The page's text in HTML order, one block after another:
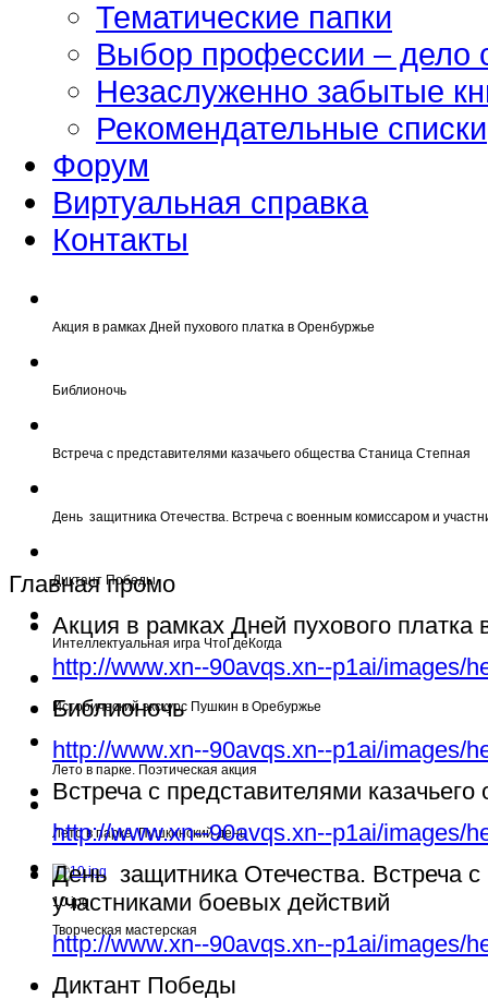
Тематические папки
Выбор профессии – дело
Незаслуженно забытые
Рекомендательные списки
Форум
Виртуальная справка
Контакты
Акция в рамках Дней пухового платка в Оренбуржье
Библионочь
Встреча с представителями казачьего общества Станица Степная
День защитника Отечества. Встреча с военным комиссаром и
Диктант Победы
Интеллектуальная игра ЧтоГдеКогда
Исторический экскурс Пушкин в Оребуржье
Лето в парке. Поэтическая акция
Лето в парке. Пушкинский день
10.jpg
Творческая мастерская
Главная промо
Акция в рамках Дней пухового платка
http://www.xn--90avqs.xn--p1ai/images/
Библионочь
http://www.xn--90avqs.xn--p1ai/images/
Встреча с представителями
http://www.xn--90avqs.xn--p1ai/images/
День защитника Отечества. Встреча
участниками боевых действий
http://www.xn--90avqs.xn--p1ai/images/
Диктант Победы